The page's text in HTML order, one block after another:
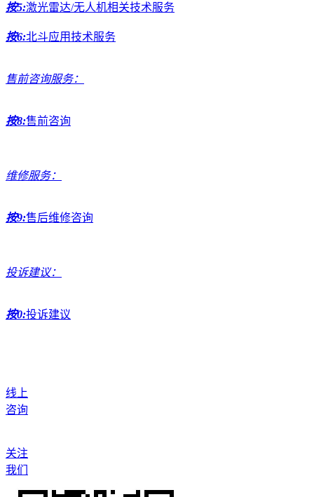
按5:激光雷达/无人机相关技术服务
按6:北斗应用技术服务
售前咨询服务：
按8:售前咨询
维修服务：
按9:售后维修咨询
投诉建议：
按0:投诉建议
线上
咨询
关注
我们